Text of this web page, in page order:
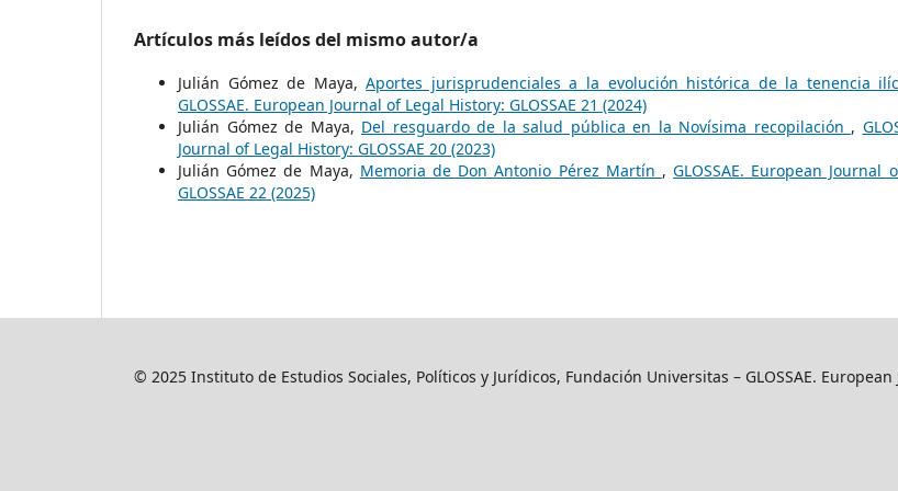
Artículos más leídos del mismo autor/a
Julián Gómez de Maya,Aportes jurisprudenciales a la evolución histórica de la tenencia
GLOSSAE. European Journal of Legal History: GLOSSAE 21 (2024)
Julián Gómez de Maya, Del resguardo de la salud pública en la Novísima recopilación ,
Journal of Legal History: GLOSSAE 20 (2023)
Julián Gómez de Maya, Memoria de Don Antonio Pérez Martín ,GLOSSAE. European Journal
GLOSSAE 22 (2025)
© 2025 Instituto de Estudios Sociales, Políticos y Jurídicos, Fundación Universitas – GLOSSAE.